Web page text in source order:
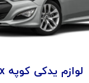
لوازم یدکی کوپه fx